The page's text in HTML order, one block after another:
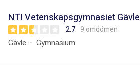
NTI Vetenskapsgymnasiet Gävle
2.7 9 omdömen
Gävle Gymnasium